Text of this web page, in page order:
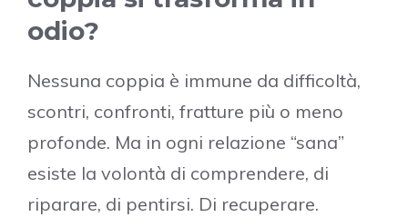
odio?
Nessuna coppia è immune da difficoltà,
scontri, confronti, fratture più o meno
profonde. Ma in ogni relazione “sana”
esiste la volontà di comprendere, di
riparare, di pentirsi. Di recuperare.